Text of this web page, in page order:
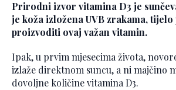
Prirodni izvor vitamina D3 je
je koža izložena UVB zrakama, tijelo
proizvoditi ovaj važan vitamin.
Ipak, u prvim mjesecima života,
izlaže direktnom suncu, a ni majčino
dovoljne količine vitamina D3.